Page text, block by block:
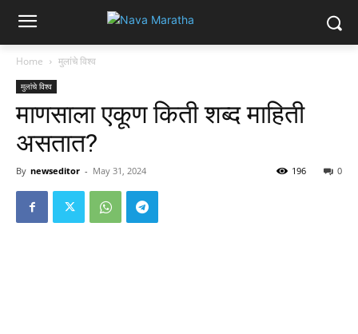
Home मुलांचे विश्व
मुलांचे विश्व
माणसाला एकूण किती शब्द माहिती
असतात?
By newseditor - May 31, 2024 0
196